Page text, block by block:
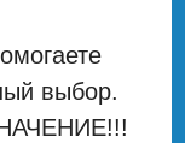
выбор.